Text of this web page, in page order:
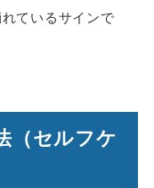
ているサインで
（セルフケ